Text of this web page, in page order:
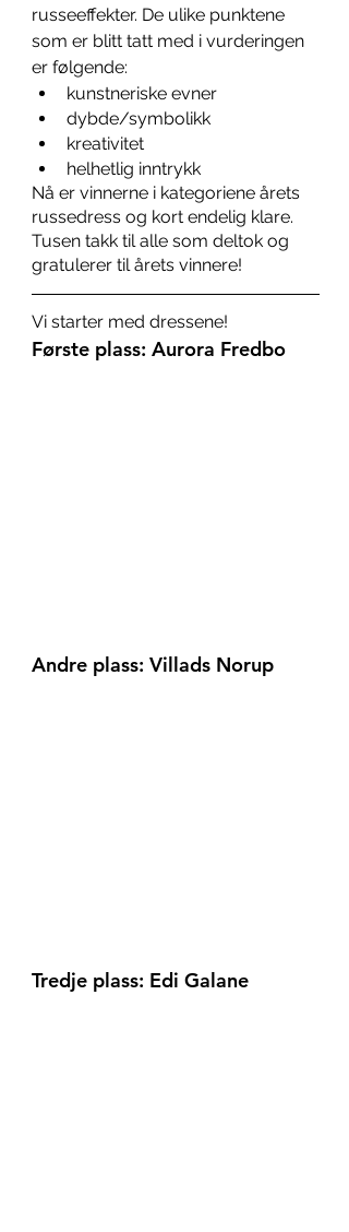
russeeffekter. De ulike punktene
som er blitt tatt med i vurderingen
er følgende:
kunstneriske evner
dybde/symbolikk
kreativitet
helhetlig inntrykk
Nå er vinnerne i kategoriene årets
russedress og kort endelig klare.
Tusen takk til alle som deltok og
gratulerer til årets vinnere!
Vi starter med dressene!
Første plass: Aurora Fredbo
Andre plass: Villads Norup
Tredje plass: Edi Galane